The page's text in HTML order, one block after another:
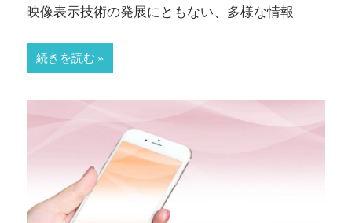
映像表示技術の発展にともない、多様な情報
続きを読む